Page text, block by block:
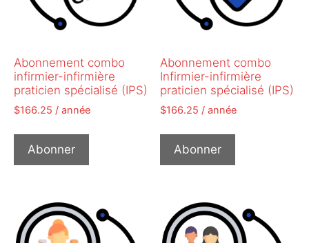
Abonnement combo
infirmier-infirmière
praticien spécialisé (IPS)
$166.25 / année
Abonner
Abonnement combo
Infirmier-infirmière
praticien spécialisé (IPS)
$166.25 / année
Abonner